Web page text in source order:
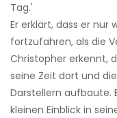
Tag.'
Er erklärt, dass er nur
fortzufahren, als die
Christopher erkennt,
seine Zeit dort und
Darstellern aufbaute.
kleinen Einblick in